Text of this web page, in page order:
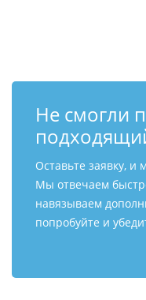
Не смогли
Оставьте заявку,
Мы отвечаем
навязываем
попробуйте и